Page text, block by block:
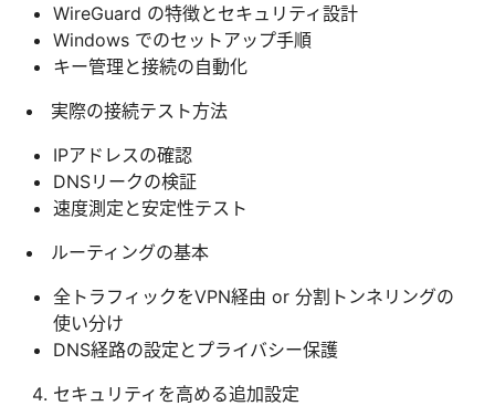
WireGuard の特徴とセキュリティ設計
Windows でのセットアップ手順
キー管理と接続の自動化
実際の接続テスト方法
IPアドレスの確認
DNSリークの検証
速度測定と安定性テスト
ルーティングの基本
全トラフィックをVPN経由 or 分割トンネリングの
使い分け
DNS経路の設定とプライバシー保護
セキュリティを高める追加設定